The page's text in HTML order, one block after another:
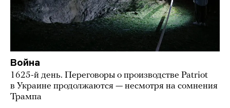
Война
1625-й день. Переговоры о производстве Patriot
в Украине продолжаются — несмотря на сомнения
Трампа